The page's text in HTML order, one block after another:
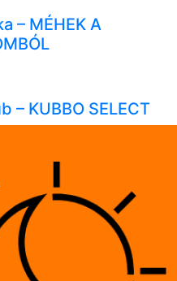
– MÉHEK A
– KUBBO SELECT